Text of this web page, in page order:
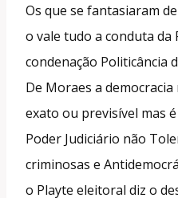
Os que se fantasiaram
o vale tudo a conduta da
condenação Politicância
De Moraes a
exato ou previsível mas
Poder Judiciário não
criminosas e
o Playte eleitoral diz o